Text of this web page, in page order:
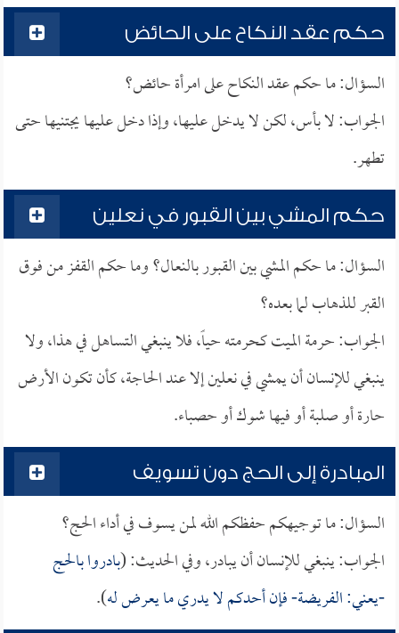
حكم عقد النكاح على الحائض
السؤال: ما حكم عقد النكاح على امرأة حائض؟
الجواب: لا بأس، لكن لا يدخل عليها، وإذا دخل عليها يجتنيها حتى
تطهر.
حكم المشي بين القبور في نعلين
السؤال: ما حكم المشي بين القبور بالنعال؟ وما حكم القفز من فوق
القبر للذهاب لما بعده؟
الجواب: حرمة الميت كحرمته حياً، فلا ينبغي التساهل في هذا، ولا
ينبغي للإنسان أن يمشي في نعلين إلا عند الحاجة، كأن تكون الأرض
حارة أو صلبة أو فيها شوك أو حصباء.
المبادرة إلى الحج دون تسويف
السؤال: ما توجيهكم حفظكم الله لمن يسوف في أداء الحج؟
الجواب: ينبغي للإنسان أن يبادر، وفي الحديث: (بادروا بالحج
-يعني: الفريضة- فإن أحدكم لا يدري ما يعرض له).